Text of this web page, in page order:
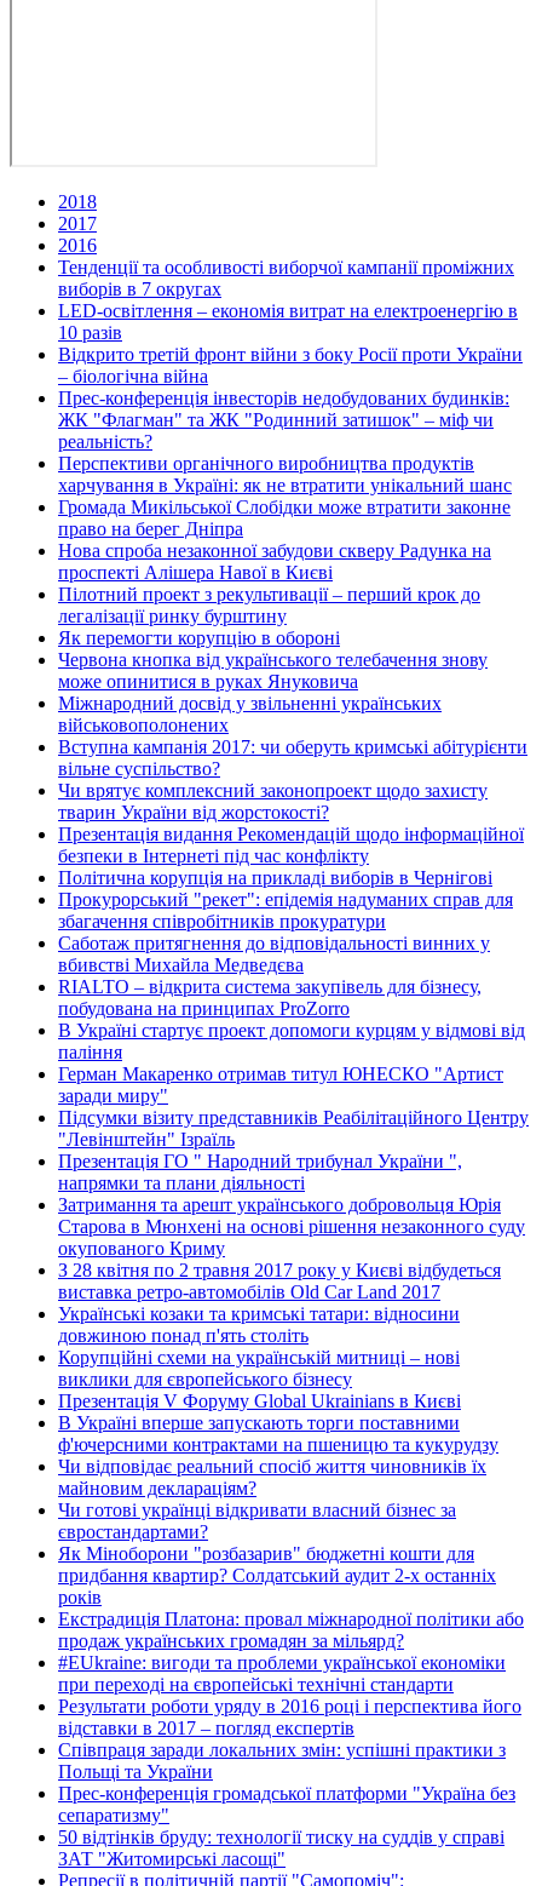
2018
2017
2016
Тенденції та особливості виборчої кампанії проміжних
виборів в 7 округах
LED-освітлення – економія витрат на електроенергію в
10 разів
Відкрито третій фронт війни з боку Росії проти України
– біологічна війна
Прес-конференція інвесторів недобудованих будинків:
ЖК "Флагман" та ЖК "Родинний затишок" – міф чи
реальність?
Перспективи органічного виробництва продуктів
харчування в Україні: як не втратити унікальний шанс
Громада Микільської Слобідки може втратити законне
право на берег Дніпра
Нова спроба незаконної забудови скверу Радунка на
проспекті Алішера Навої в Києві
Пілотний проект з рекультивації – перший крок до
легалізації ринку бурштину
Як перемогти корупцію в обороні
Червона кнопка від українського телебачення знову
може опинитися в руках Януковича
Міжнародний досвід у звільненні українських
військовополонених
Вступна кампанія 2017: чи оберуть кримські абітурієнти
вільне суспільство?
Чи врятує комплексний законопроект щодо захисту
тварин України від жорстокості?
Презентація видання Рекомендацій щодо інформаційної
безпеки в Інтернеті під час конфлікту
Політична корупція на прикладі виборів в Чернігові
Прокурорський "рекет": епідемія надуманих справ для
збагачення співробітників прокуратури
Саботаж притягнення до відповідальності винних у
вбивстві Михайла Медведєва
RIALTO – відкрита система закупівель для бізнесу,
побудована на принципах ProZorro
В Україні стартує проект допомоги курцям у відмові від
паління
Герман Макаренко отримав титул ЮНЕСКО "Артист
заради миру"
Підсумки візиту представників Реабілітаційного Центру
"Левінштейн" Ізраїль
Презентація ГО " Народний трибунал України ",
напрямки та плани діяльності
Затримання та арешт українського добровольця Юрія
Старова в Мюнхені на основі рішення незаконного суду
окупованого Криму
З 28 квітня по 2 травня 2017 року у Києві відбудеться
виставка ретро-автомобілів Old Car Land 2017
Українські козаки та кримські татари: відносини
довжиною понад п'ять століть
Корупційні схеми на українській митниці – нові
виклики для європейського бізнесу
Презентація V Форуму Global Ukrainians в Києві
В Україні вперше запускають торги поставними
ф'ючерсними контрактами на пшеницю та кукурудзу
Чи відповідає реальний спосіб життя чиновників їх
майновим деклараціям?
Чи готові українці відкривати власний бізнес за
євростандартами?
Як Міноборони "розбазарив" бюджетні кошти для
придбання квартир? Солдатський аудит 2-х останніх
років
Екстрадиція Платона: провал міжнародної політики або
продаж українських громадян за мільярд?
#EUkraine: вигоди та проблеми української економіки
при переході на європейські технічні стандарти
Результати роботи уряду в 2016 році і перспектива його
відставки в 2017 – погляд експертів
Співпраця заради локальних змін: успішні практики з
Польщі та України
Прес-конференція громадської платформи "Україна без
сепаратизму"
50 відтінків бруду: технології тиску на суддів у справі
ЗАТ "Житомирські ласощі"
Репресії в політичній партії "Самопоміч":